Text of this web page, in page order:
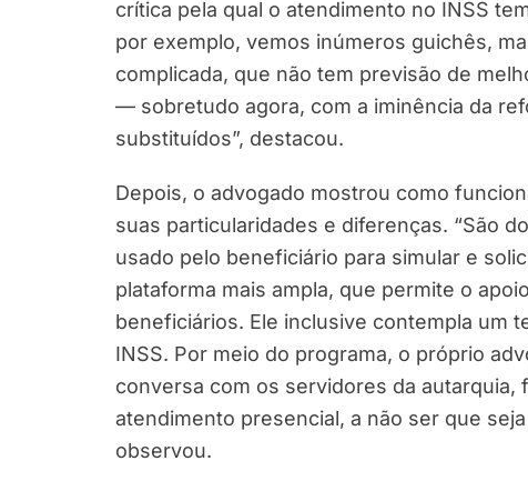
crítica pela qual o atendimento no INSS
por exemplo, vemos inúmeros guichês,
complicada, que não tem previsão de
— sobretudo agora, com a iminência da
substituídos”, destacou.
Depois, o advogado mostrou como
suas particularidades e diferenças. “São
usado pelo beneficiário para simular e
plataforma mais ampla, que permite o
beneficiários. Ele inclusive contempla um
INSS. Por meio do programa, o próprio
conversa com os servidores da
atendimento presencial, a não ser que
observou.